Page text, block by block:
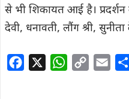
से भी शिकायत आई है।
देवी, धनावती, लौंग श्री,
W